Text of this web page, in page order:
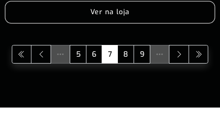
Ver na loja
5 6 7 8 9